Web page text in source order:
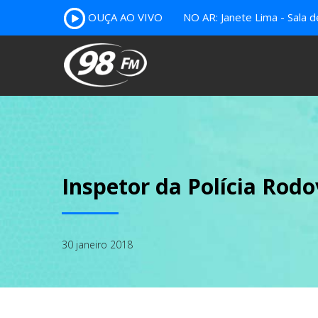
OUÇA AO VIVO NO AR: Janete Lima - Sala
Inspetor da Polícia
30 janeiro 2018